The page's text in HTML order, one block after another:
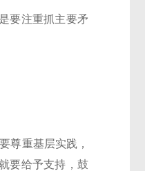
要注重抓主要矛
尊重基层实践，
要给予支持，鼓